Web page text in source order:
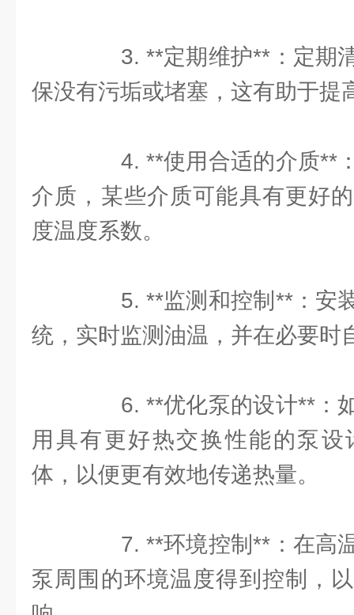
3. **定期维护**：定期
保没有污垢或堵塞，这有助于提
4. **使用合适的介质**
介质，某些介质可能具有更好
度温度系数。
5. **监测和控制**：安
统，实时监测油温，并在必要时
6. **优化泵的设计**：
用具有更好热交换性能的泵
体，以便更有效地传递热量。
7. **环境控制**：在高
泵周围的环境温度得到控制，